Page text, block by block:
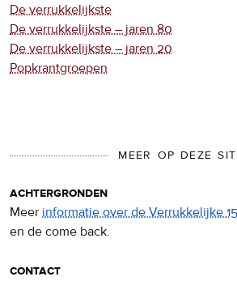
De verrukkelijkste
De verrukkelijkste – jaren 80
De verrukkelijkste – jaren 20
Popkrantgroepen
MEER OP DEZE
achtergronden
Meer informatie over de Verrukkelijke 15
en de come back.
contact